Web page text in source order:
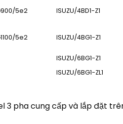
5e2 ISUZU/4BD1-Z1
5e2 ISUZU/4BG1-Z1
ISUZU/6BG1-Z1
ISUZU/6BG1-ZL1
3 pha cung cấp và lắp đặt